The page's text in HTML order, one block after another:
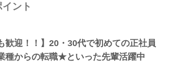
ント
歓迎！！】20・30代で初めての正社員
種からの転職★といった先輩活躍中